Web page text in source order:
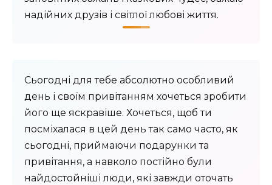
надійних друзів і світлої любові життя.
Сьогодні для тебе абсолютно особливий
день і своїм привітанням хочеться зробити
його ще яскравіше. Хочеться, щоб ти
посміхалася в цей день так само часто, як
сьогодні, приймаючи подарунки та
привітання, а навколо постійно були
найдостойніші люди, які завжди оточать